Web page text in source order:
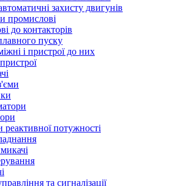
захисту двигунів
промислові
до контакторів
пуску
і пристрої до них
реактивної потужності
та сигналізації